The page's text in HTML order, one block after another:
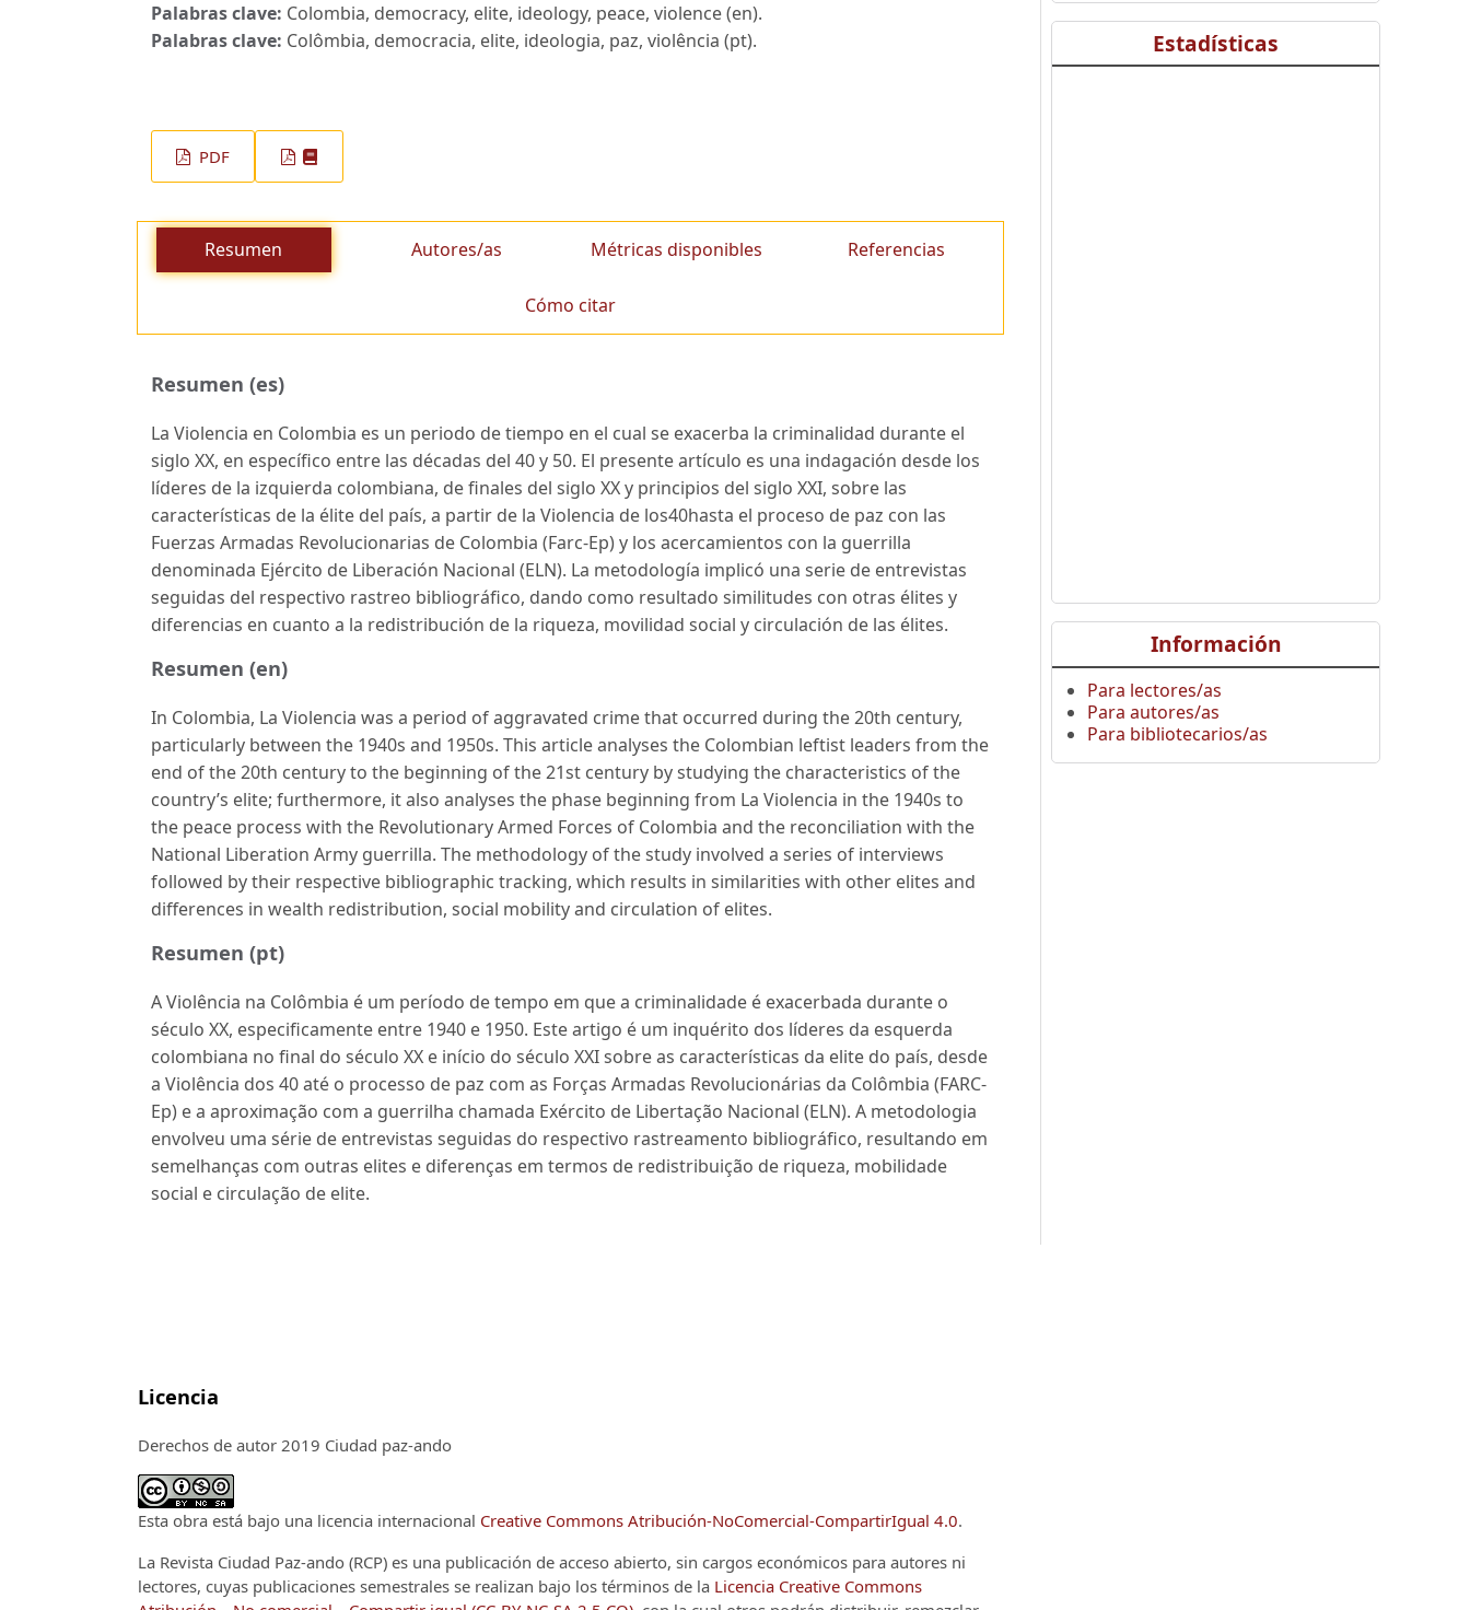
Palabras clave: Colombia, democracy, elite, ideology, peace, violence (en).
Palabras clave: Colômbia, democracia, elite, ideologia, paz, violência (pt).
PDF
Resumen Autores/as Métricas disponibles Referencias
Cómo citar
Resumen (es)
La Violencia en Colombia es un periodo de tiempo en el cual se exacerba la criminalidad durante el
siglo XX, en específico entre las décadas del 40 y 50. El presente artículo es una indagación desde los
líderes de la izquierda colombiana, de finales del siglo XX y principios del siglo XXI, sobre las
características de la élite del país, a partir de la Violencia de los40hasta el proceso de paz con las
Fuerzas Armadas Revolucionarias de Colombia (Farc-Ep) y los acercamientos con la guerrilla
denominada Ejército de Liberación Nacional (ELN). La metodología implicó una serie de entrevistas
seguidas del respectivo rastreo bibliográfico, dando como resultado similitudes con otras élites y
diferencias en cuanto a la redistribución de la riqueza, movilidad social y circulación de las élites.
Resumen (en)
In Colombia, La Violencia was a period of aggravated crime that occurred during the 20th century,
particularly between the 1940s and 1950s. This article analyses the Colombian leftist leaders from the
end of the 20th century to the beginning of the 21st century by studying the characteristics of the
country’s elite; furthermore, it also analyses the phase beginning from La Violencia in the 1940s to
the peace process with the Revolutionary Armed Forces of Colombia and the reconciliation with the
National Liberation Army guerrilla. The methodology of the study involved a series of interviews
followed by their respective bibliographic tracking, which results in similarities with other elites and
differences in wealth redistribution, social mobility and circulation of elites.
Resumen (pt)
A Violência na Colômbia é um período de tempo em que a criminalidade é exacerbada durante o
século XX, especificamente entre 1940 e 1950. Este artigo é um inquérito dos líderes da esquerda
colombiana no final do século XX e início do século XXI sobre as características da elite do país, desde
a Violência dos 40 até o processo de paz com as Forças Armadas Revolucionárias da Colômbia (FARC-
Ep) e a aproximação com a guerrilha chamada Exército de Libertação Nacional (ELN). A metodologia
envolveu uma série de entrevistas seguidas do respectivo rastreamento bibliográfico, resultando em
semelhanças com outras elites e diferenças em termos de redistribuição de riqueza, mobilidade
social e circulação de elite.
Licencia
Derechos de autor 2019 Ciudad paz-ando
Esta obra está bajo una licencia internacional Creative Commons Atribución-NoComercial-CompartirIgual 4.0.
La Revista Ciudad Paz-ando (RCP) es una publicación de acceso abierto, sin cargos económicos para autores ni
lectores, cuyas publicaciones semestrales se realizan bajo los términos de la Licencia Creative Commons
Estadísticas
Información
Para lectores/as
Para autores/as
Para bibliotecarios/as